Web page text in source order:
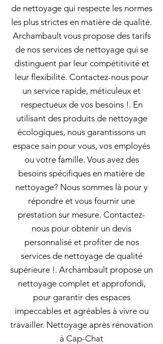
de nettoyage qui respecte les normes
les plus strictes en matière de qualité.
Archambault vous propose des tarifs
de nos services de nettoyage qui se
distinguent par leur compétitivité et
leur flexibilité. Contactez-nous pour
un service rapide, méticuleux et
respectueux de vos besoins !. En
utilisant des produits de nettoyage
écologiques, nous garantissons un
espace sain pour vous, vos employés
ou votre famille. Vous avez des
besoins spécifiques en matière de
nettoyage? Nous sommes là pour y
répondre et vous fournir une
prestation sur mesure. Contactez-
nous pour obtenir un devis
personnalisé et profiter de nos
services de nettoyage de qualité
supérieure !. Archambault propose un
nettoyage complet et approfondi,
pour garantir des espaces
impeccables et agréables à vivre ou
travailler. Nettoyage après rénovation
à Cap-Chat